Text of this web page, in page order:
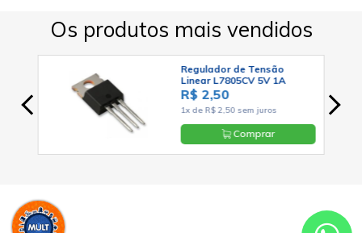
Os produtos mais vendidos
Regulador de Tensão
Linear L7805CV 5V 1A
Positivo TO-220 - Cód. Loja
03
R$ 2,50
1x de R$ 2,50 sem juros
Comprar